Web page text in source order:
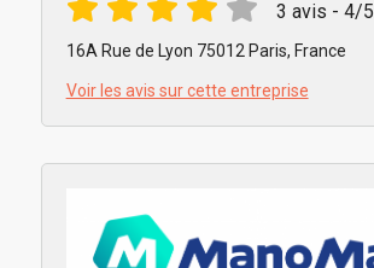
3 avis - 4/5
16A Rue de Lyon 75012 Paris, France
Voir les avis sur cette entreprise